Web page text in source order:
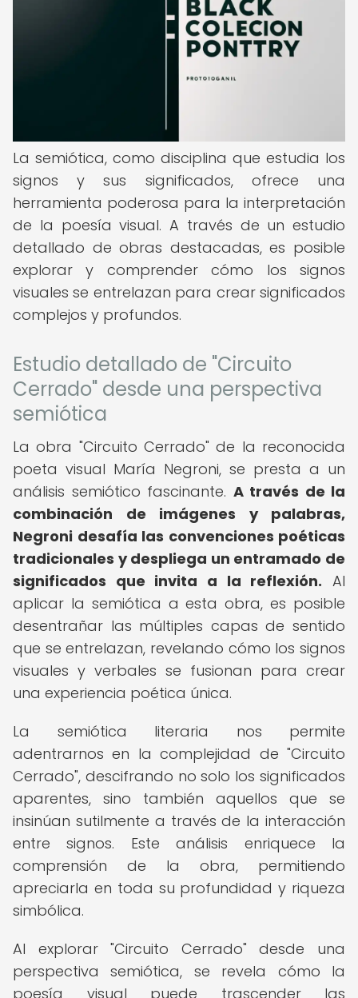
La semiótica, como disciplina que estudia los
signos y sus significados, ofrece una
herramienta poderosa para la interpretación
de la poesía visual. A través de un estudio
detallado de obras destacadas, es posible
explorar y comprender cómo los signos
visuales se entrelazan para crear significados
complejos y profundos.
Estudio detallado de "Circuito
Cerrado" desde una perspectiva
semiótica
La obra "Circuito Cerrado" de la reconocida
poeta visual María Negroni, se presta a un
análisis semiótico fascinante. A través de la
combinación de imágenes y palabras,
Negroni desafía las convenciones poéticas
tradicionales y despliega un entramado de
significados que invita a la reflexión. Al
aplicar la semiótica a esta obra, es posible
desentrañar las múltiples capas de sentido
que se entrelazan, revelando cómo los signos
visuales y verbales se fusionan para crear
una experiencia poética única.
La semiótica literaria nos permite
adentrarnos en la complejidad de "Circuito
Cerrado", descifrando no solo los significados
aparentes, sino también aquellos que se
insinúan sutilmente a través de la interacción
entre signos. Este análisis enriquece la
comprensión de la obra, permitiendo
apreciarla en toda su profundidad y riqueza
simbólica.
Al explorar "Circuito Cerrado" desde una
perspectiva semiótica, se revela cómo la
poesía visual puede trascender las